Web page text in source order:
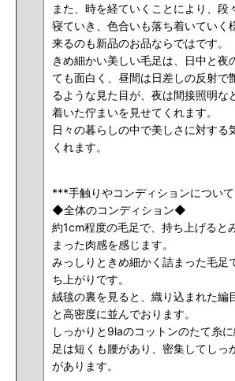
また、時を経ていくことにより、段
寝ていき、色合いも落ち着いていく
来るのも新品のお品ならではです。
きめ細かい美しい毛足は、日中と夜
ても面白く、昼間は日差しの反射で
るような見た目が、夜は間接照明な
着いた佇まいを見せてくれます。
日々の暮らしの中で美しさに対する
くれます。
***手触りやコンディションについ
◆全体のコンディション◆
約1cm程度の毛足で、持ち上げると
まった肉感を感じます。
みっしりときめ細かく詰まった毛足
ち上がりです。
絨毯の裏を見ると、織り込まれた編
と高密度に並んでおります。
しっかりと9laのコットンのたて糸
足は短くも腰があり、密集してしっ
があります。